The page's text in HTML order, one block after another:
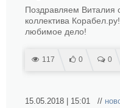
Поздравляем Виталия
коллектива
любимое дело!
117 0 0
15.05.2018 | 15:01 //